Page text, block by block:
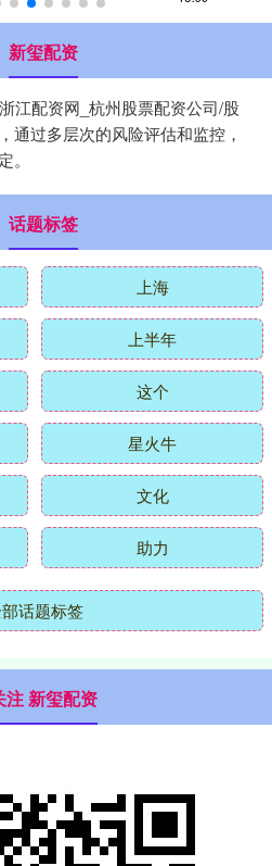
新玺配资
江配资网_杭州股票配资公司/股
通过多层次的风险评估和监控，
话题标签
上海
上半年
这个
星火牛
文化
助力
话题标签
注 新玺配资